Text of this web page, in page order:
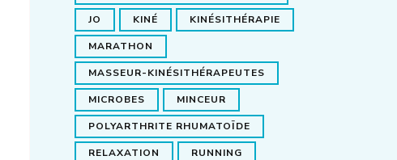
JO KINÉ KINÉSITHÉRAPIE
MARATHON
MASSEUR-KINÉSITHÉRAPEUTES
MICROBES MINCEUR
POLYARTHRITE RHUMATOÏDE
RELAXATION RUNNING